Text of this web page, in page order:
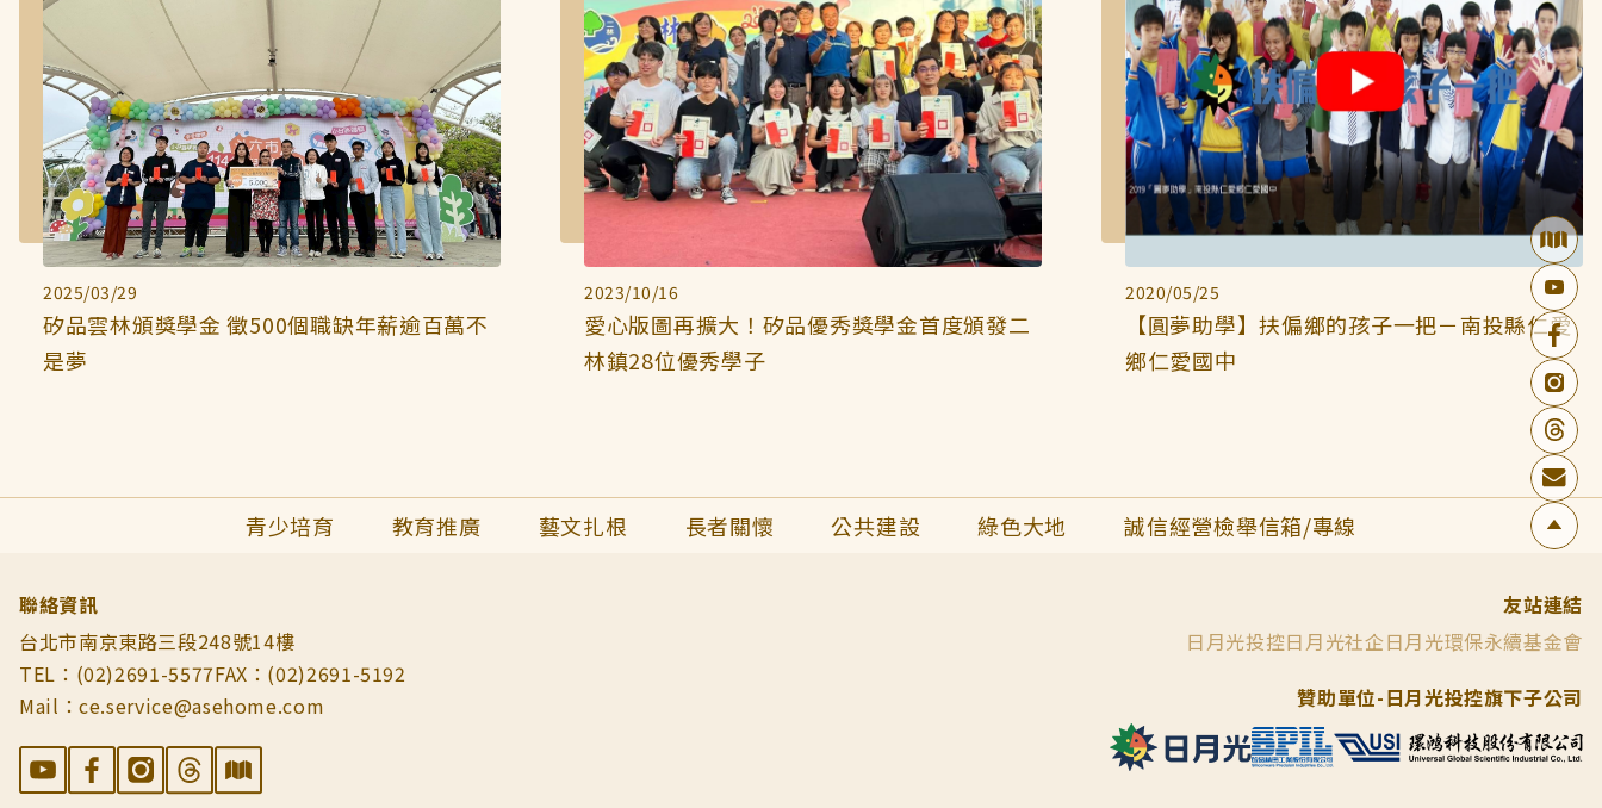
2025/03/29
矽品雲林頒獎學金 徵500個職缺年薪逾百萬不
是夢
2023/10/16
愛心版圖再擴大！矽品優秀獎學金首度頒發二
林鎮28位優秀學子
2020/05/25
【圓夢助學】扶偏鄉的孩子一把－南投縣仁愛
鄉仁愛國中
青少培育 教育推廣 藝文扎根 長者關懷 公共建設 綠色大地 誠信經營檢舉信箱/專線
友站連結
日月光投控日月光社企日月光環保永續基金會
贊助單位-日月光投控旗下子公司
聯絡資訊
台北市南京東路三段248號14樓
TEL：(02)2691-5577FAX：(02)2691-5192
Mail：ce.service@asehome.com